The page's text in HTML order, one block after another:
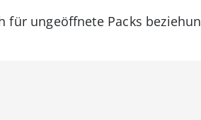
ungeöffnete Packs